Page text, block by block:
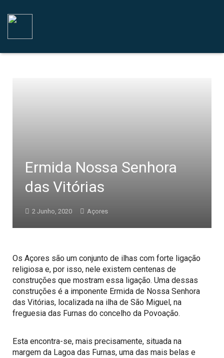
Ermida Nossa Senhora
das Vitórias
2 Junho, 2020 Açores
Os Açores são um conjunto de ilhas com forte ligação
religiosa e, por isso, nele existem centenas de
construções que mostram essa ligação. Uma dessas
construções é a imponente Ermida de Nossa Senhora
das Vitórias, localizada na ilha de São Miguel, na
freguesia das Furnas do concelho da Povoação.
Esta encontra-se, mais precisamente, situada na
margem da Lagoa das Furnas, uma das mais belas e